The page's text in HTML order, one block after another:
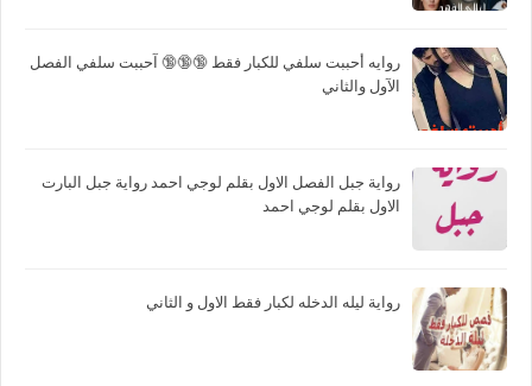
روايه أحببت سلفي للكبار فقط 🔞🔞🔞 آحببت سلفي الفصل
الآول والثاني
رواية جبل الفصل الاول بقلم لوجي احمد رواية جبل البارت
الاول بقلم لوجي احمد
رواية ليله الدخله لكبار فقط الاول و الثاني